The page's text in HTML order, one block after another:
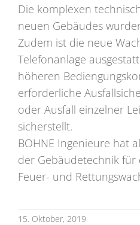
Die komplexen
neuen Gebäudes
Zudem ist die neue
Telefonanlage
höheren
erforderliche
oder Ausfall einzelner
sicherstellt.
BOHNE Ingenieure hat
der Gebäudetechnik
Feuer- und
15. Oktober, 2019